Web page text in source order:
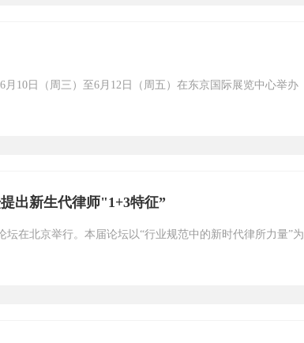
10日（周三）至6月12日（周五）在东京国际展览中心举办
出新生代律师"1+3特征”
坛在北京举行。本届论坛以“行业规范中的新时代律所力量”为